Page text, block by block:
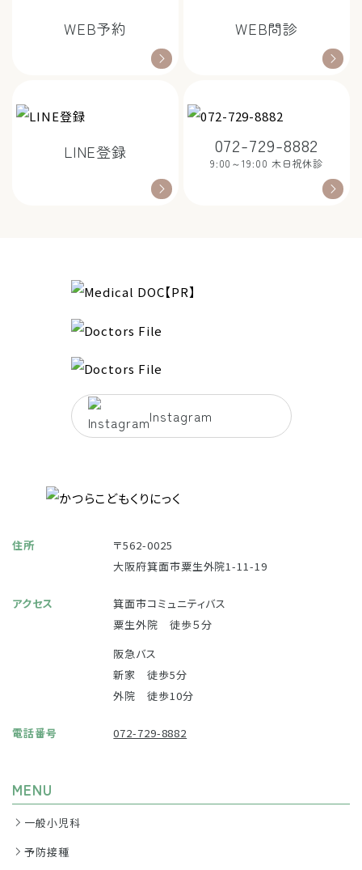
WEB予約 WEB問診
LINE登録 072-729-8882
9:00～19:00 木日祝休診
Instagram
住所
〒562-0025
大阪府箕面市粟生外院1-11-19
アクセス
箕面市コミュニティバス
粟生外院 徒歩５分
阪急バス
新家 徒歩5分
外院 徒歩10分
電話番号 072-729-8882
MENU
一般小児科
予防接種